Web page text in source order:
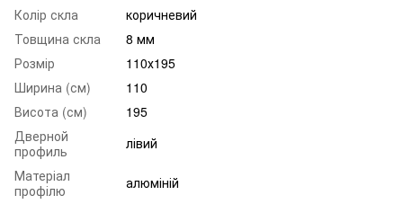
Колір скла
коричневий
Товщина скла
8 мм
Розмір
110х195
Ширина (см)
110
Висота (см)
195
Дверной
профиль
лівий
Матеріал
профілю
алюміній